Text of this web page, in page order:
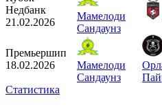
Недбанк
21.02.2026
Мамелоди
Сандаунз
Премьершип
18.02.2026
Мамелоди
Сандаунз
Статистика